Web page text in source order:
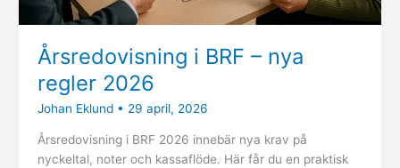
Årsredovisning i BRF – nya
regler 2026
Johan Eklund • 29 april, 2026
Årsredovisning i BRF 2026 innebär nya krav på
nyckeltal, noter och kassaflöde. Här får du en praktisk